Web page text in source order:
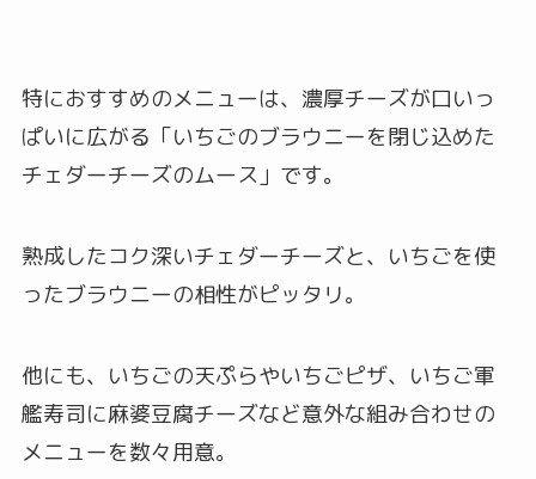
特におすすめのメニューは、濃厚チーズが口いっ
ぱいに広がる「いちごのブラウニーを閉じ込めた
チェダーチーズのムース」です。
熟成したコク深いチェダーチーズと、いちごを使
ったブラウニーの相性がピッタリ。
他にも、いちごの天ぷらやいちごピザ、いちご軍
艦寿司に麻婆豆腐チーズなど意外な組み合わせの
メニューを数々用意。